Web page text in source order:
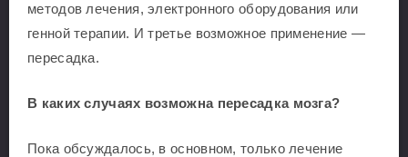
методов лечения, электронного оборудования или
генной терапии. И третье возможное применение —
пересадка.
В каких случаях возможна пересадка мозга?
Пока обсуждалось, в основном, только лечение